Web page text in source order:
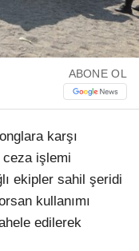
ABONE OL
karşı
işlemi
ekipler sahil şeridi
kullanımı
edilerek